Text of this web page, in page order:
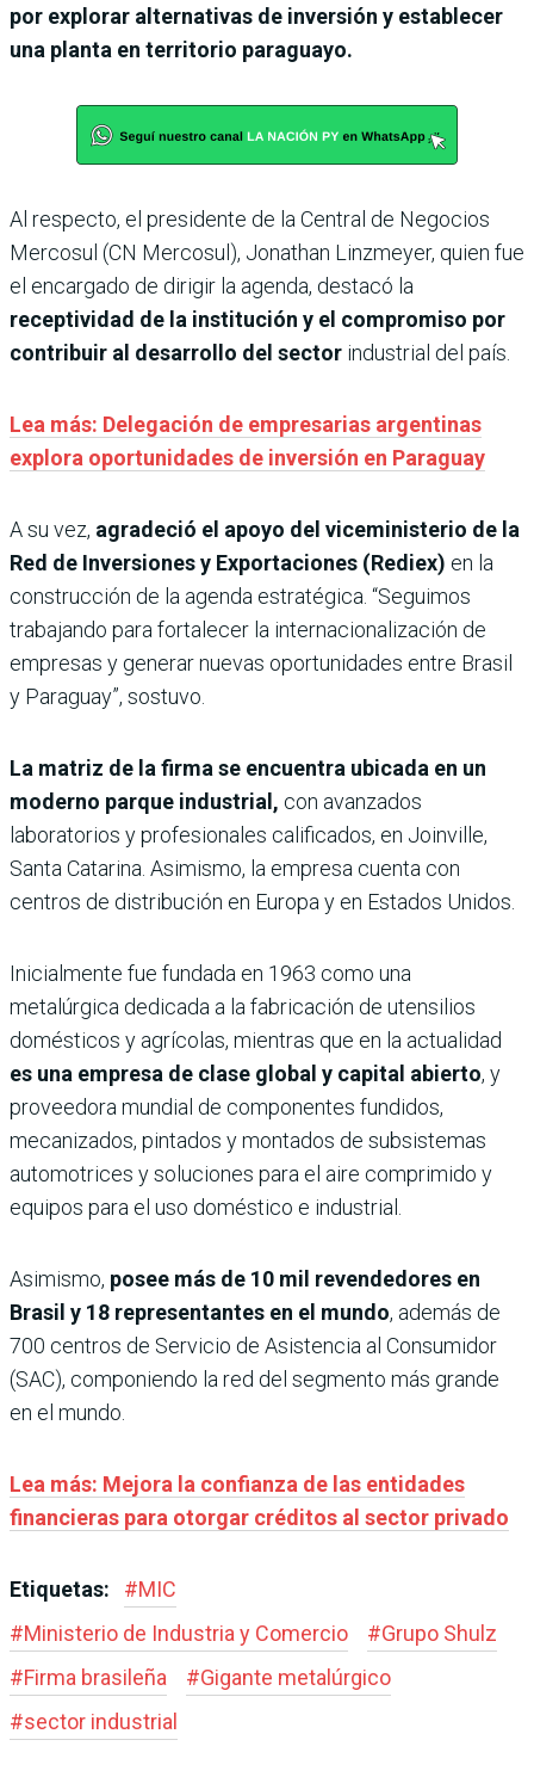
por explorar alternativas de inversión y establecer
una planta en territorio paraguayo.
Al respecto, el presidente de la Central de Negocios
Mercosul (CN Mercosul), Jonathan Linzmeyer, quien fue
el encargado de dirigir la agenda, destacó la
receptividad de la institución y el compromiso por
contribuir al desarrollo del sector industrial del país.
Lea más: Delegación de empresarias argentinas
explora oportunidades de inversión en Paraguay
A su vez, agradeció el apoyo del viceministerio de la
Red de Inversiones y Exportaciones (Rediex) en la
construcción de la agenda estratégica. “Seguimos
trabajando para fortalecer la internacionalización de
empresas y generar nuevas oportunidades entre Brasil
y Paraguay”, sostuvo.
La matriz de la firma se encuentra ubicada en un
moderno parque industrial, con avanzados
laboratorios y profesionales calificados, en Joinville,
Santa Catarina. Asimismo, la empresa cuenta con
centros de distribución en Europa y en Estados Unidos.
Inicialmente fue fundada en 1963 como una
metalúrgica dedicada a la fabricación de utensilios
domésticos y agrícolas, mientras que en la actualidad
es una empresa de clase global y capital abierto, y
proveedora mundial de componentes fundidos,
mecanizados, pintados y montados de subsistemas
automotrices y soluciones para el aire comprimido y
equipos para el uso doméstico e industrial.
Asimismo, posee más de 10 mil revendedores en
Brasil y 18 representantes en el mundo, además de
700 centros de Servicio de Asistencia al Consumidor
(SAC), componiendo la red del segmento más grande
en el mundo.
Lea más: Mejora la confianza de las entidades
financieras para otorgar créditos al sector privado
Etiquetas: #MIC
#Ministerio de Industria y Comercio #Grupo Shulz
#Firma brasileña #Gigante metalúrgico
#sector industrial